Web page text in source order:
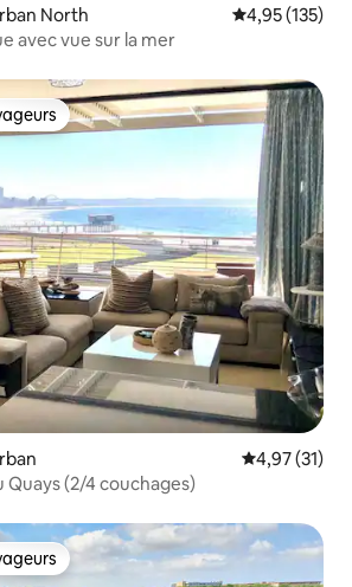
North Note
4,95 (135)
avec vue sur la mer
Note
4,97 (31)
Quays (2/4 couchages)